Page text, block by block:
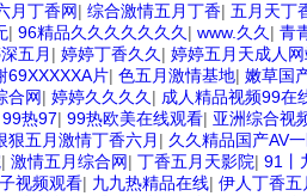
月丁香网| 综合激情五月丁香| 五月天丁
| 96精品久久久久久久久 | www.久久 | 青
五月 | 婷婷丁香久久 | 婷婷五月天成人
69XXXXXA片| 色五月激情基地| 嫩草国
合网| 婷婷久久久久 | 成人精品视频99在
99热97| 99热欧美在线观看| 亚洲综合视
狠五月激情丁香六月 | 久久精品国产AV
| 激情五月综合网| 丁香五月天影院| 91丨
视频观看| 九九热精品在线| 伊人丁香五